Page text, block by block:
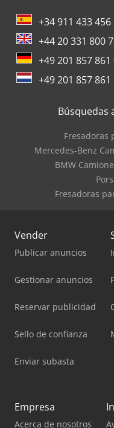
+34 911 433 456
+44 20 331 800
+49 201 857 861
+49 201 857 861
Búsquedas
Fresadoras
Mercedes-Benz
BMW
Fresadoras
Vender
Publicar anuncios
Gestionar anuncios
Reservar publicidad
Sello de confianza
Enviar subasta
Empresa
Acerca de nosotros